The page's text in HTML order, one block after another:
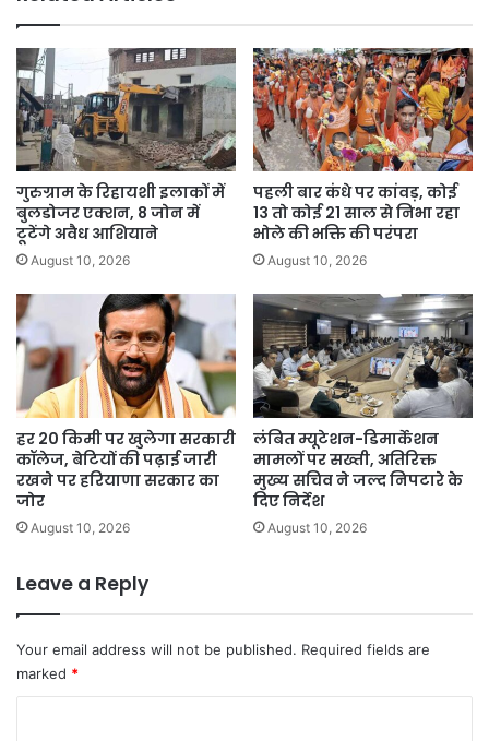
संयम
और
सतर्कता
की
अपील।
गुरुग्राम के रिहायशी इलाकों में
बुलडोजर एक्शन, 8 जोन में
टूटेंगे अवैध आशियाने
August 10, 2026
पहली बार कंधे पर कांवड़, कोई
13 तो कोई 21 साल से निभा रहा
भोले की भक्ति की परंपरा
August 10, 2026
हर 20 किमी पर खुलेगा सरकारी
कॉलेज, बेटियों की पढ़ाई जारी
रखने पर हरियाणा सरकार का
जोर
August 10, 2026
लंबित म्यूटेशन-डिमार्केशन
मामलों पर सख्ती, अतिरिक्त
मुख्य सचिव ने जल्द निपटारे के
दिए निर्देश
August 10, 2026
Leave a Reply
Your email address will not be published. Required fields are
marked *